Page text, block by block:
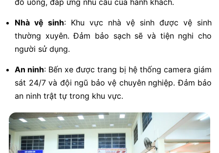
đồ uống, đáp ứng nhu cầu của hành khách.
Nhà vệ sinh: Khu vực nhà vệ sinh được vệ sinh
thường xuyên. Đảm bảo sạch sẽ và tiện nghi cho
người sử dụng.
An ninh: Bến xe được trang bị hệ thống camera giám
sát 24/7 và đội ngũ bảo vệ chuyên nghiệp. Đảm bảo
an ninh trật tự trong khu vực.